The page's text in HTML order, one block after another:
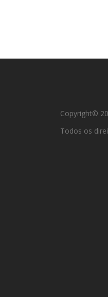
Copyright©
Todos os